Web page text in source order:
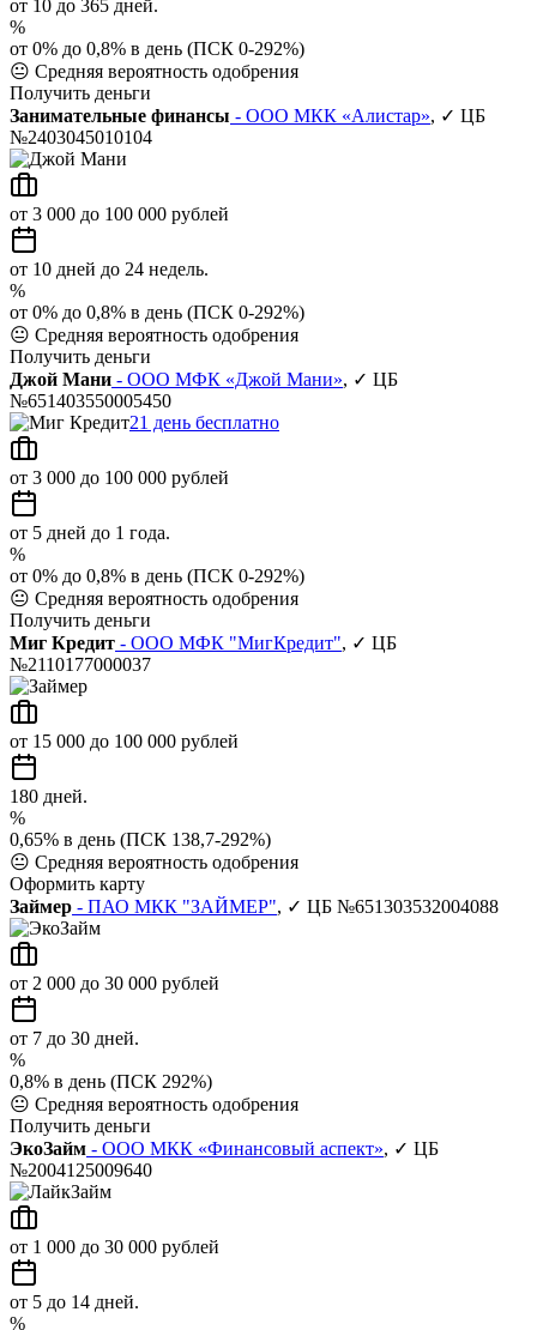
от 10 до 365 дней.
%
от 0% до 0,8% в день (ПСК 0-292%)
😐 Средняя вероятность одобрения
Получить деньги
Занимательные финансы - ООО МКК «Алистар», ✓ ЦБ
№2403045010104
от 3 000 до 100 000 рублей
от 10 дней до 24 недель.
%
от 0% до 0,8% в день (ПСК 0-292%)
😐 Средняя вероятность одобрения
Получить деньги
Джой Мани - ООО МФК «Джой Мани», ✓ ЦБ
№651403550005450
21 день бесплатно
от 3 000 до 100 000 рублей
от 5 дней до 1 года.
%
от 0% до 0,8% в день (ПСК 0-292%)
😐 Средняя вероятность одобрения
Получить деньги
Миг Кредит - ООО МФК "МигКредит", ✓ ЦБ
№2110177000037
от 15 000 до 100 000 рублей
180 дней.
%
0,65% в день (ПСК 138,7-292%)
😐 Средняя вероятность одобрения
Оформить карту
Займер - ПАО МКК "ЗАЙМЕР", ✓ ЦБ №651303532004088
от 2 000 до 30 000 рублей
от 7 до 30 дней.
%
0,8% в день (ПСК 292%)
😐 Средняя вероятность одобрения
Получить деньги
ЭкоЗайм - ООО МКК «Финансовый аспект», ✓ ЦБ
№2004125009640
от 1 000 до 30 000 рублей
от 5 до 14 дней.
%